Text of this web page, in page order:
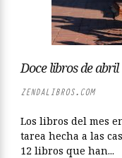
Doce libros de abril
ZENDALIBROS.COM
Los libros del mes
tarea hecha a las
12 libros que han...